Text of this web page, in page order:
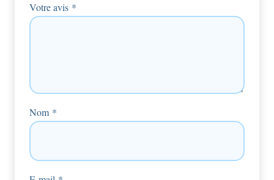
Votre avis *
Nom *